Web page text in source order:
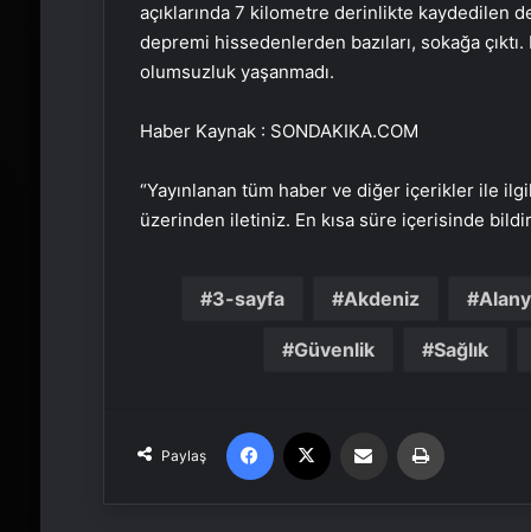
açıklarında 7 kilometre derinlikte kaydedilen
depremi hissedenlerden bazıları, sokağa
olumsuzluk yaşanmadı.
Haber Kaynak : SONDAKIKA.COM
“Yayınlanan tüm haber ve diğer içerikler ile
üzerinden iletiniz. En kısa süre içerisinde
3-sayfa Akdeniz
Güvenlik Sağlık
Paylaş
Facebook Email'den paylaş